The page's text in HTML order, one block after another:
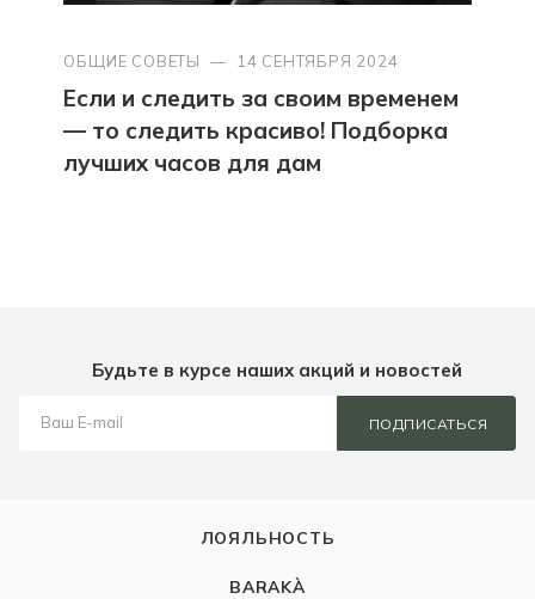
ОБЩИЕ СОВЕТЫ — 14 СЕНТЯБРЯ 2024
Если и следить за своим временем
— то следить красиво! Подборка
лучших часов для дам
Будьте в курсе наших акций и новостей
ПОДПИСАТЬСЯ
ЛОЯЛЬНОСТЬ
BARAKÀ